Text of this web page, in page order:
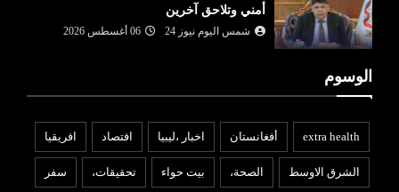
أمني وتلاحق آخرين
شمس اليوم نيوز 24 06 أغسطس 2026
الوسوم
extra health أفغانستان اخبار ،ليبيا افتصاد افريقيا
الشرق الاوسط الصحة، بيت حواء تحقيقات، سفر